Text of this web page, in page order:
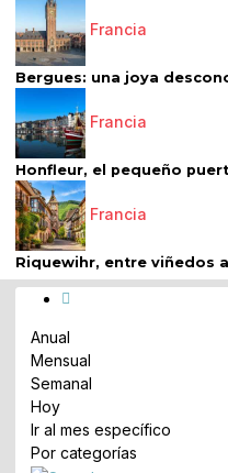
Francia
Bergues: una joya
Francia
Honfleur, el pequeño
Francia
Riquewihr, entre viñedos
Anual
Mensual
Semanal
Hoy
Ir al mes específico
Por categorías